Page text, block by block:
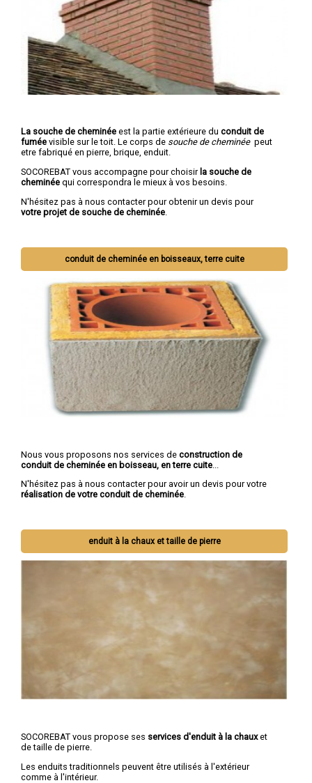
La souche de cheminée est la partie extérieure du conduit de
fumée visible sur le toit. Le corps de souche de cheminéepeut
etre fabriqué en pierre, brique, enduit.
SOCOREBAT vous accompagne pour choisir la souche de
cheminée qui correspondra le mieux à vos besoins.
N'hésitez pas à nous contacter pour obtenir un devis pour
votre projet de souche de cheminée.
conduit de cheminée en boisseaux, terre cuite
Nous vous proposons nos services de construction de
conduit de cheminée en boisseau, en terre cuite
N'hésitez pas à nous contacter pour avoir un devis pour votre
réalisation de votre conduit de cheminée.
enduit à la chaux et taille de pierre
SOCOREBAT vous propose ses services d'enduit à la chauxet
de taille de pierre.
Les enduits traditionnels peuvent être utilisés à l'extérieur
comme à l'intérieur.